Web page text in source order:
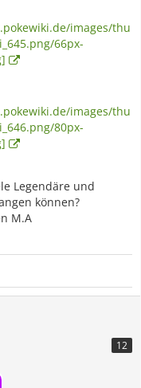
images/thu
66px-
images/thu
80px-
Legendäre und
können?
M.A
12